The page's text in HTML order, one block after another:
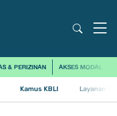
& PERIZINAN AKSES MODAL
Kamus KBLI Layanan